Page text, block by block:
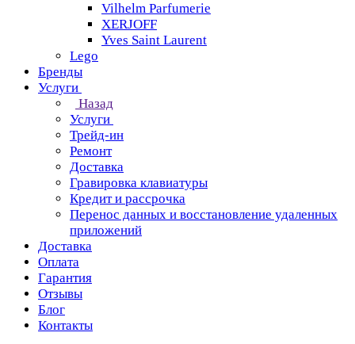
Vilhelm Parfumerie
XERJOFF
Yves Saint Laurent
Lego
Бренды
Услуги
Назад
Услуги
Трейд-ин
Ремонт
Доставка
Гравировка клавиатуры
Кредит и рассрочка
Перенос данных и восстановление удаленных
приложений
Доставка
Оплата
Гарантия
Отзывы
Блог
Контакты